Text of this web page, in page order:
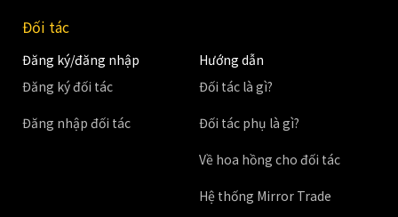
Đối tác
Đăng ký/đăng nhập
Đăng ký đối tác
Đăng nhập đối tác
Hướng dẫn
Đối tác là gì?
Đối tác phụ là gì?
Về hoa hồng cho đối tác
Hệ thống Mirror Trade